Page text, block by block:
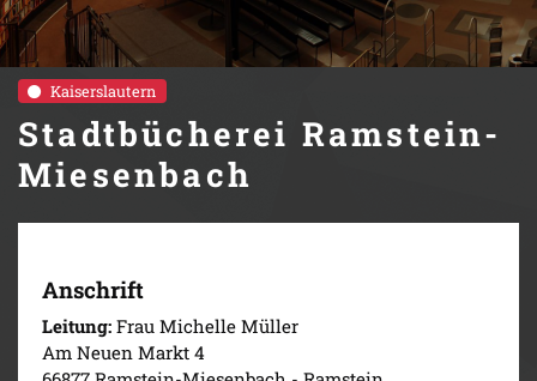
Kaiserslautern
Stadtbücherei Ramstein-
Miesenbach
Anschrift
Leitung: Frau Michelle Müller
Am Neuen Markt 4